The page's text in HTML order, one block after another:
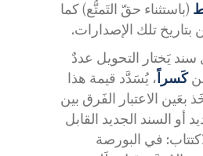
(باستثناء حقّ التَمتُّع) كما
بتاريخ تلك الإصدارات.
يَختار التحويل عددٌ
كَسراً ، يُسَدَّد قيمة هذا
بعَين الاعتبار الفَرق بين
أو السند الجديد القابل
في البورصة